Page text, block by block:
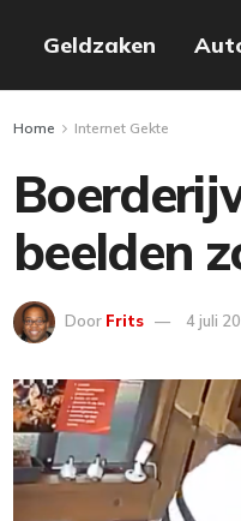
Geldzaken
Home Internet Gekte
beelden
Door Frits 4 juli